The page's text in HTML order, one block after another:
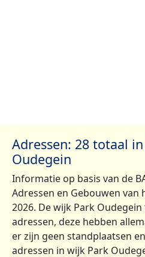
Adressen: 28 totaal
Oudegein
Informatie op basis van de
Adressen en Gebouwen van
2026. De wijk Park
adressen, deze hebben
er zijn geen standplaatsen
adressen in wijk Park